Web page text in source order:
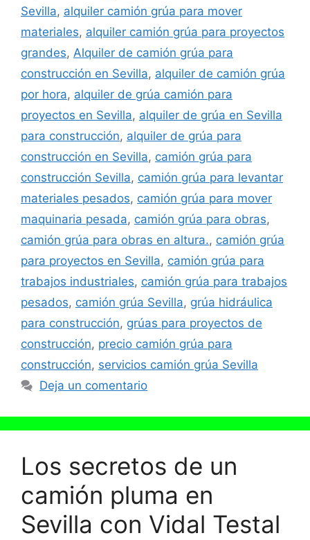
Sevilla, alquiler camión grúa para mover
materiales, alquiler camión grúa para proyectos
grandes, Alquiler de camión grúa para
construcción en Sevilla, alquiler de camión grúa
por hora, alquiler de grúa camión para
proyectos en Sevilla, alquiler de grúa en Sevilla
para construcción, alquiler de grúa para
construcción en Sevilla, camión grúa para
construcción Sevilla, camión grúa para levantar
materiales pesados, camión grúa para mover
maquinaria pesada, camión grúa para obras,
camión grúa para obras en altura., camión grúa
para proyectos en Sevilla, camión grúa para
trabajos industriales, camión grúa para trabajos
pesados, camión grúa Sevilla, grúa hidráulica
para construcción, grúas para proyectos de
construcción, precio camión grúa para
construcción, servicios camión grúa Sevilla
Deja un comentario
Los secretos de un
camión pluma en
Sevilla con Vidal Testal